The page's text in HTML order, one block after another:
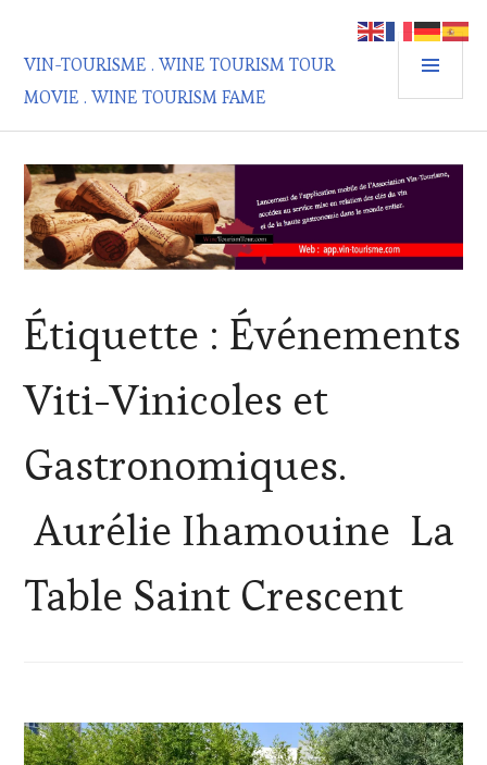
contenu
principal
VIN-TOURISME . WINE TOURISM TOUR
MOVIE . WINE TOURISM FAME
Étiquette : Événements
Viti-Vinicoles et
Gastronomiques.
Aurélie Ihamouine La
Table Saint Crescent
CLUB
: